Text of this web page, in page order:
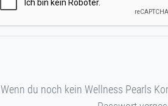
Wenn du noch kein Wellness Pearls